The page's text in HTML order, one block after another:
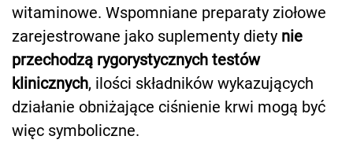
witaminowe. Wspomniane preparaty ziołowe
zarejestrowane jako suplementy diety nie
przechodzą rygorystycznych testów
klinicznych, ilości składników wykazujących
działanie obniżające ciśnienie krwi mogą być
więc symboliczne.